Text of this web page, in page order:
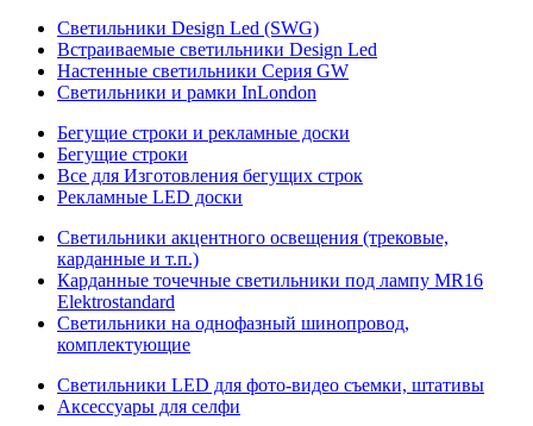
Светильники Design Led (SWG)
Встраиваемые светильники Design Led
Настенные светильники Серия GW
Светильники и рамки InLondon
Бегущие строки и рекламные доски
Бегущие строки
Все для Изготовления бегущих строк
Рекламные LED доски
Светильники акцентного освещения (трековые,
карданные и т.п.)
Карданные точечные светильники под лампу MR16
Elektrostandard
Светильники на однофазный шинопровод,
комплектующие
Светильники LED для фото-видео съемки, штативы
Аксессуары для селфи